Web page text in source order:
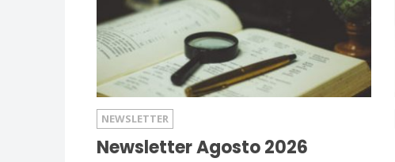
NEWSLETTER
Newsletter Agosto 2026